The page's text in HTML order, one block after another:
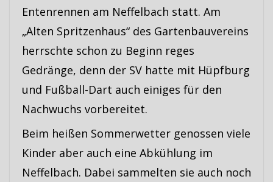
Entenrennen am Neffelbach statt. Am
„Alten Spritzenhaus“ des Gartenbauvereins
herrschte schon zu Beginn reges
Gedränge, denn der SV hatte mit Hüpfburg
und Fußball-Dart auch einiges für den
Nachwuchs vorbereitet.
Beim heißen Sommerwetter genossen viele
Kinder aber auch eine Abkühlung im
Neffelbach. Dabei sammelten sie auch noch